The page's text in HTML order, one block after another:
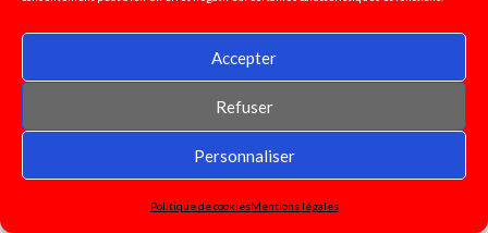
Accepter
Refuser
Personnaliser
Politique de cookiesMentions légales
4 pages spécial "titulaires remplaçants"